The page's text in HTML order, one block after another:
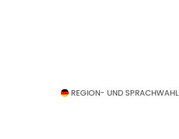
REGION- UND SPRACHWAHL